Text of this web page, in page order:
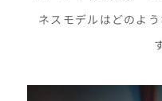
ネスモデルはどのよ